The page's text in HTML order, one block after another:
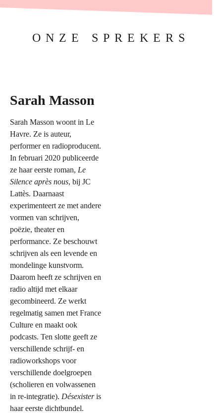
ONZE SPREKERS
Sarah Masson
Sarah Masson woont in Le
Havre. Ze is auteur,
performer en radioproducent.
In februari 2020 publiceerde
ze haar eerste roman, Le
Silence après nous, bij JC
Lattès. Daarnaast
experimenteert ze met andere
vormen van schrijven,
poëzie, theater en
performance. Ze beschouwt
schrijven als een levende en
mondelinge kunstvorm.
Daarom heeft ze schrijven en
radio altijd met elkaar
gecombineerd. Ze werkt
regelmatig samen met France
Culture en maakt ook
podcasts. Ten slotte geeft ze
verschillende schrijf- en
radioworkshops voor
verschillende doelgroepen
(scholieren en volwassenen
in re-integratie). Désexisteris
haar eerste dichtbundel.